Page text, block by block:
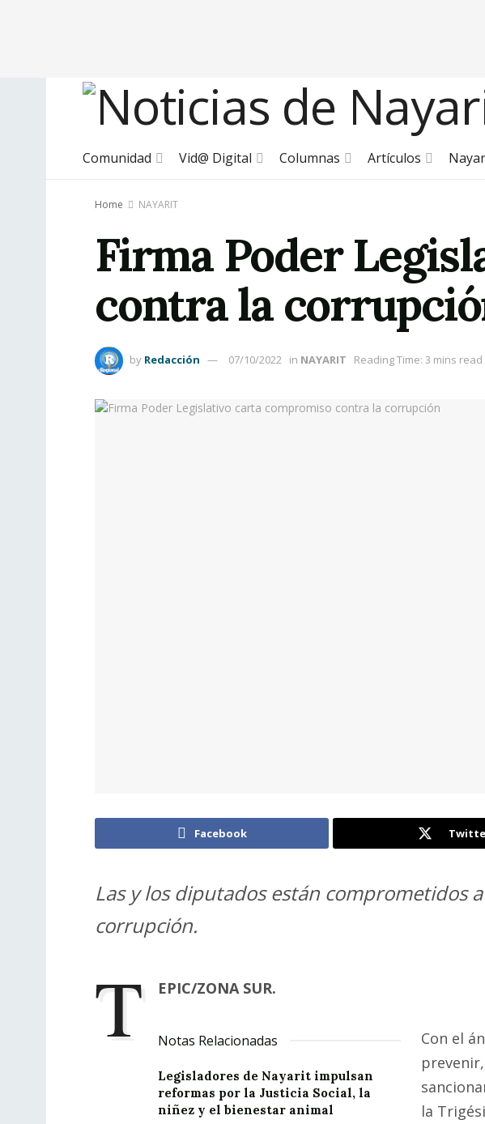
Comunidad Vid@ Digital Columnas Artículos
Home NAYARIT
Firma Poder
contra la
by Redacción 07/10/2022 in NAYARIT Reading Time: 3 mins read
Facebook
Las y los diputados están comprometidos
corrupción.
T EPIC/ZONA SUR.
Notas Relacionadas
Legisladores de Nayarit impulsan
reformas por la Justicia Social, la
niñez y el bienestar animal
Con el
la